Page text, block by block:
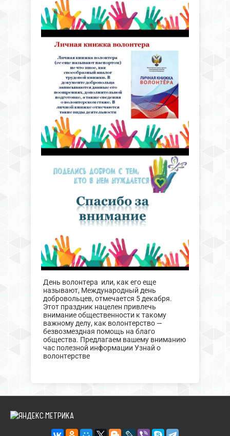
День волонтера или, как его еще
называют, Международный день
добровольцев, отмечается 5 декабря.
Этот праздник нацелен привлечь
внимание общественности к такому
важному делу, как волонтерство —
безвозмездная помощь на благо
общества. Предлагаем вашему вниманию
час полезной информации Узнай о
волонтерстве